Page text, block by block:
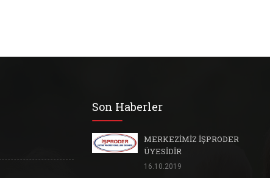
Son Haberler
MERKEZİMİZ İŞPRODER
ÜYESİDİR
16.10.2019